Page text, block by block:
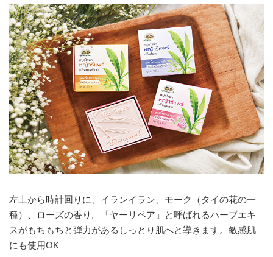
左上から時計回りに、イランイラン、モーク（タイの花の一
種）、ローズの香り。「ヤーリペア」と呼ばれるハーブエキ
スがもちもちと弾力があるしっとり肌へと導きます。敏感肌
にも使用OK